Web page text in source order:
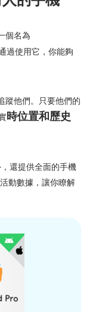
個名為
過使用它，你能夠
蹤他們。只要他們的
時位置和歷史
還提供全面的手機
動數據，讓你瞭解